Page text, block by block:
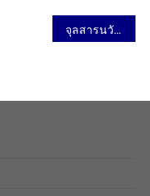
จุลสารนวัตกรรม ฉบับที่ 60 – นวัตกรรมจากสถาบัน